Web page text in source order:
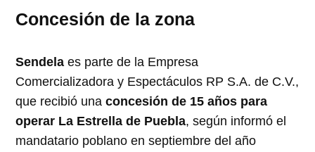
Concesión de la zona
Sendela es parte de la Empresa
Comercializadora y Espectáculos RP S.A. de C.V.,
que recibió unaconcesión de 15 años para
operar La Estrella de Puebla, según informó el
mandatario poblano en septiembre del año